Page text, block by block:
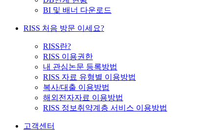
BI 및 배너 다운로드
RISS 처음 방문 이세요?
RISS란?
RISS 이용권한
내 관심논문 등록방법
RISS 자료 유형별 이용방법
복사/대출 이용방법
해외전자자료 이용방법
RISS 정보취약계층 서비스 이용방법
고객센터